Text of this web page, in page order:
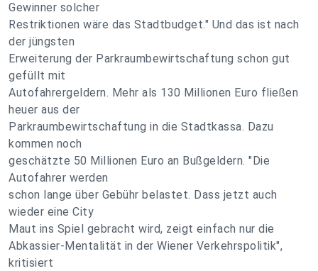
Gewinner solcher
Restriktionen wäre das Stadtbudget." Und das ist nach
der jüngsten
Erweiterung der Parkraumbewirtschaftung schon gut
gefüllt mit
Autofahrergeldern. Mehr als 130 Millionen Euro fließen
heuer aus der
Parkraumbewirtschaftung in die Stadtkassa. Dazu
kommen noch
geschätzte 50 Millionen Euro an Bußgeldern. "Die
Autofahrer werden
schon lange über Gebühr belastet. Dass jetzt auch
wieder eine City
Maut ins Spiel gebracht wird, zeigt einfach nur die
Abkassier-Mentalität in der Wiener Verkehrspolitik",
kritisiert